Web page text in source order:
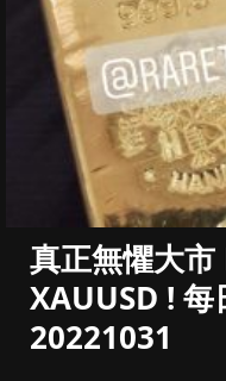
真正無懼大
XAUUSD ! 每
20221031